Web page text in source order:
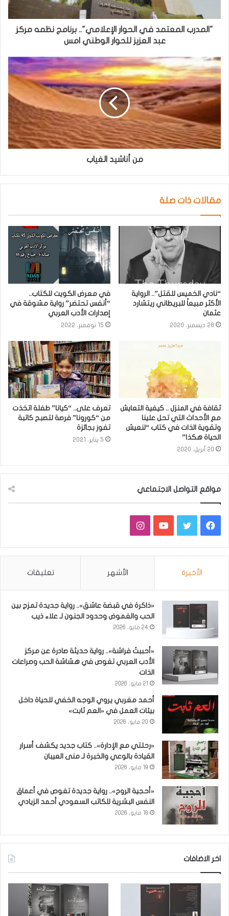
"المدرب المعتمد في الحوار الإعلامي".. برنامج نظمه مركز
عبد العزيز للحوار الوطني امس
من أناشيد الغياب
مقالات ذات صلة
“نادي الخميس للقتل”.. الرواية
الأكثر مبيعاً للبريطاني ريتشارد
عثمان
28 ديسمبر، 2020
في معرض الكويت للكتاب..
“أنفس تحتضر” رواية مشوقة في
إصدارات الأدب العربي
15 نوفمبر، 2022
ثقافة في المنزل .. كيفية التعايش
مع الأحداث التي تحل علينا
وتقوية الذات في كتاب “لنعيش
الحياة هكذا”
20 أبريل، 2020
تعرف على.. “كيانا” طفلة اتخذت
من “كورونا” فرصة لتصبح كاتبة
تفوز بجائزة
5 يناير، 2021
مواقع التواصل الاجتماعي
فيسبوكتويتر يوتيوبانستقرام
الأخيرة الأشهر تعليقات
«ذاكرة في قبضة عاشق».. رواية جديدة تمزج بين
الحب والغموض وحدود الجنون لـ علاء ذيب
24 مايو، 2026
«أحببتُ فراشة».. رواية حديثة صادرة عن مركز
الأدب العربي تغوص في هشاشة الحب وصراعات
الذات
21 مايو، 2026
أحمد مغربي يروي الوجه الخفي للحياة داخل
بيئات العمل في «العم ثابت»
20 مايو، 2026
«رحلتي مع الإدارة».. كتاب جديد يكشف أسرار
القيادة بالوعي والخبرة لـ منى العيبان
19 مايو، 2026
«أحجية الروح».. رواية جديدة تغوص في أعماق
النفس البشرية للكاتب السعودي أحمد الزيادي
18 مايو، 2026
اخر الاضافات